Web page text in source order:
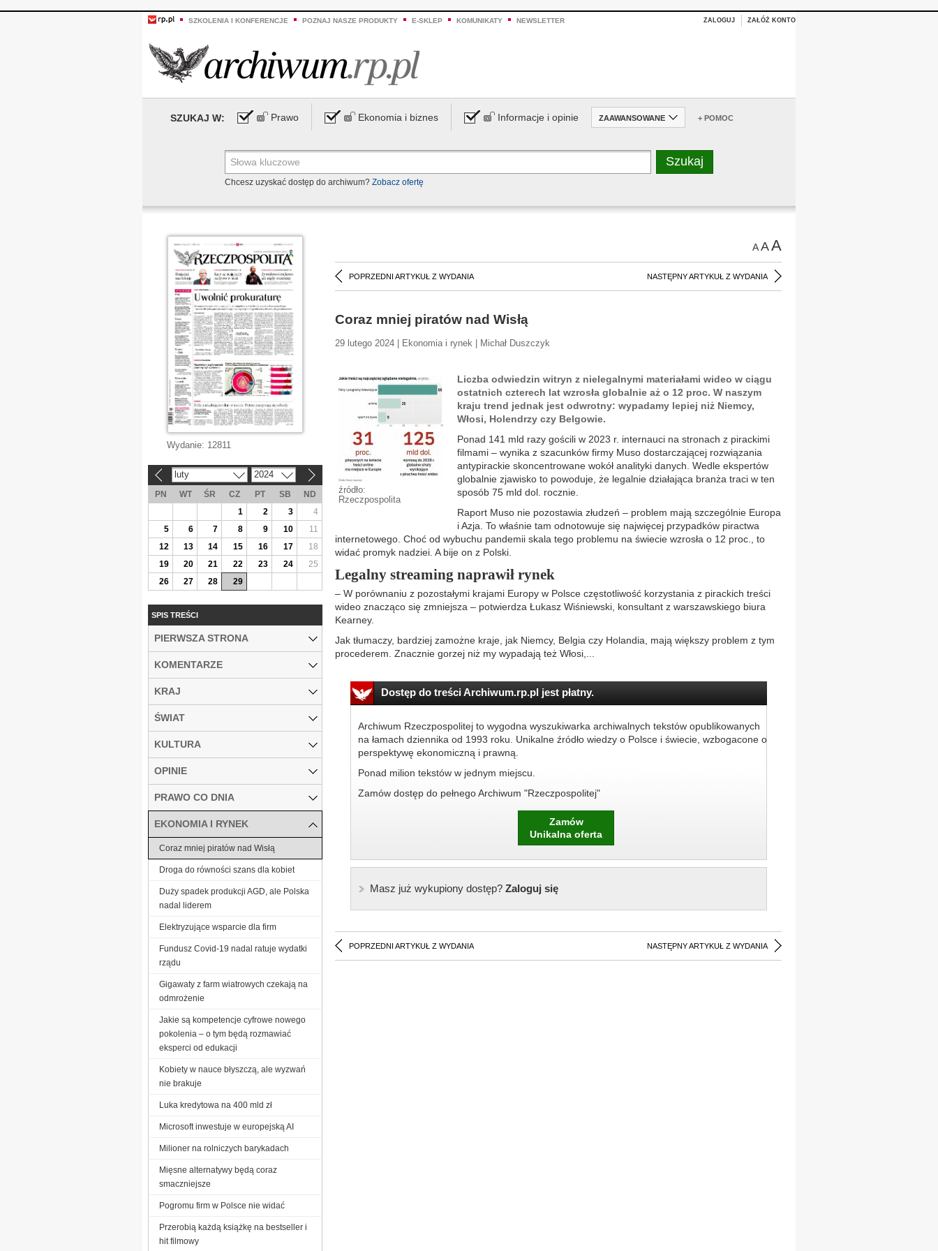
SZKOLENIA I KONFERENCJE POZNAJ NASZE PRODUKTY E-SKLEP KOMUNIKATY NEWSLETTER ZALOGUJ ZAŁÓŻ KONTO
SZUKAJ W: Prawo Ekonomia i biznes Informacje i opinie ZAAWANSOWANE + POMOC
Chcesz uzyskać dostęp do archiwum? Zobacz ofertę
AAA
POPRZEDNI ARTYKUŁ Z WYDANIA NASTĘPNY ARTYKUŁ Z WYDANIA
Coraz mniej piratów nad Wisłą
29 lutego 2024 | Ekonomia i rynek | Michał Duszczyk
źródło:
Rzeczpospolita
Liczba odwiedzin witryn z nielegalnymi materiałami wideo w ciągu
ostatnich czterech lat wzrosła globalnie aż o 12 proc. W naszym
kraju trend jednak jest odwrotny: wypadamy lepiej niż Niemcy,
Włosi, Holendrzy czy Belgowie.
Ponad 141 mld razy gościli w 2023 r. internauci na stronach z pirackimi
filmami – wynika z szacunków firmy Muso dostarczającej rozwiązania
antypirackie skoncentrowane wokół analityki danych. Wedle ekspertów
globalnie zjawisko to powoduje, że legalnie działająca branża traci w ten
sposób 75 mld dol. rocznie.
Raport Muso nie pozostawia złudzeń – problem mają szczególnie Europa
i Azja. To właśnie tam odnotowuje się najwięcej przypadków piractwa
internetowego. Choć od wybuchu pandemii skala tego problemu na świecie wzrosła o 12 proc., to
widać promyk nadziei. A bije on z Polski.
Legalny streaming naprawił rynek
– W porównaniu z pozostałymi krajami Europy w Polsce częstotliwość korzystania z pirackich treści
wideo znacząco się zmniejsza – potwierdza Łukasz Wiśniewski, konsultant z warszawskiego biura
Kearney.
Jak tłumaczy, bardziej zamożne kraje, jak Niemcy, Belgia czy Holandia, mają większy problem z tym
procederem. Znacznie gorzej niż my wypadają też Włosi,...
Dostęp do treści Archiwum.rp.pl jest płatny.
Archiwum Rzeczpospolitej to wygodna wyszukiwarka archiwalnych tekstów opublikowanych
na łamach dziennika od 1993 roku. Unikalne źródło wiedzy o Polsce i świecie, wzbogacone o
perspektywę ekonomiczną i prawną.
Ponad milion tekstów w jednym miejscu.
Zamów dostęp do pełnego Archiwum "Rzeczpospolitej"
Zamów
Unikalna oferta
Masz już wykupiony dostęp?Zaloguj się
POPRZEDNI ARTYKUŁ Z WYDANIA NASTĘPNY ARTYKUŁ Z WYDANIA
Wydanie: 12811
luty 2024
PN WT ŚR CZ PT SB
ND
1
2 3
4
5
6 7 8 9 10
11
12
13 14 15 16 17
18
19
20 21 22 23 24
25
26
27 28 29
SPIS TREŚCI
PIERWSZA STRONA
KOMENTARZE
KRAJ
ŚWIAT
KULTURA
OPINIE
PRAWO CO DNIA
EKONOMIA I RYNEK
Coraz mniej piratów nad Wisłą
Droga do równości szans dla kobiet
Duży spadek produkcji AGD, ale Polska
nadal liderem
Elektryzujące wsparcie dla firm
Fundusz Covid-19 nadal ratuje wydatki
rządu
Gigawaty z farm wiatrowych czekają na
odmrożenie
Jakie są kompetencje cyfrowe nowego
pokolenia – o tym będą rozmawiać
eksperci od edukacji
Kobiety w nauce błyszczą, ale wyzwań
nie brakuje
Luka kredytowa na 400 mld zł
Microsoft inwestuje w europejską AI
Milioner na rolniczych barykadach
Mięsne alternatywy będą coraz
smaczniejsze
Pogromu firm w Polsce nie widać
Przerobią każdą książkę na bestseller i
hit filmowy